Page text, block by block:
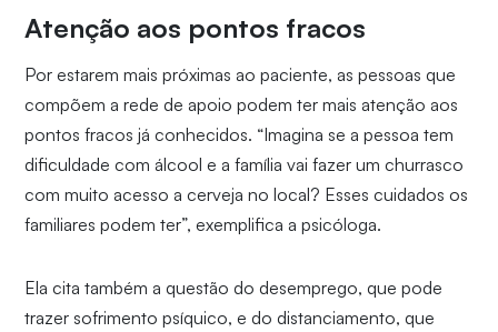
Atenção aos pontos fracos
Por estarem mais próximas ao paciente, as pessoas que
compõem a rede de apoio podem ter mais atenção aos
pontos fracos já conhecidos. “Imagina se a pessoa tem
dificuldade com álcool e a família vai fazer um churrasco
com muito acesso a cerveja no local? Esses cuidados os
familiares podem ter”, exemplifica a psicóloga.
Ela cita também a questão do desemprego, que pode
trazer sofrimento psíquico, e do distanciamento, que